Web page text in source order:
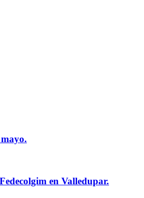
en Valledupar.